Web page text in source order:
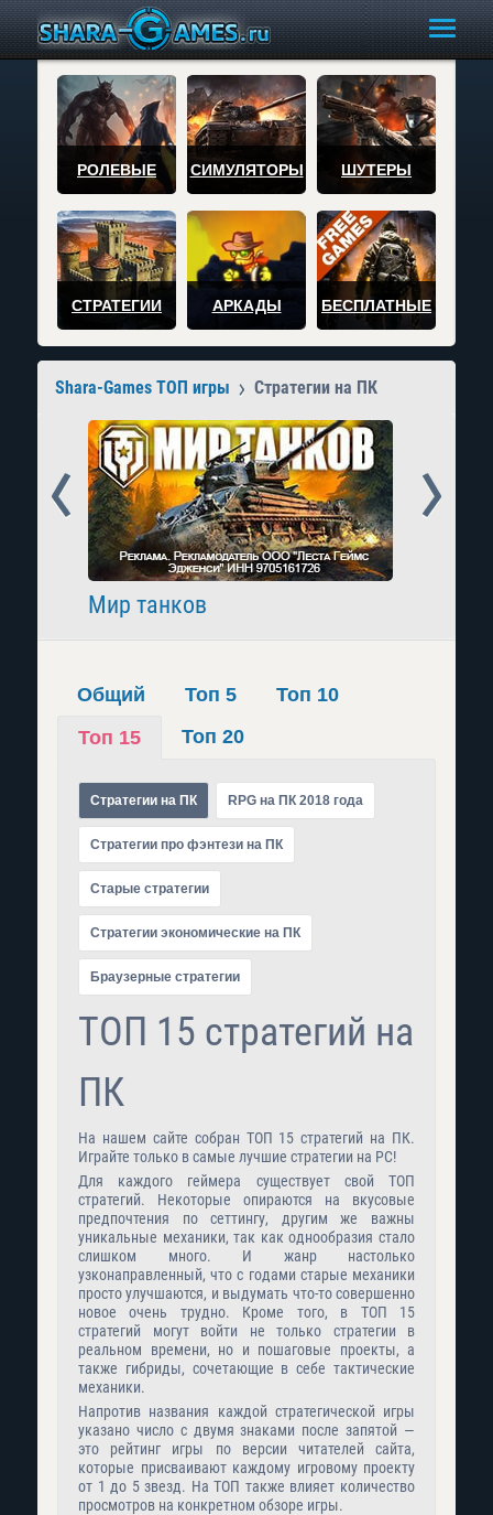
РОЛЕВЫЕ СИМУЛЯТОРЫ ШУТЕРЫ
СТРАТЕГИИ АРКАДЫ БЕСПЛАТНЫЕ
Shara-Games ТОП игры Стратегии на ПК
Мир танков
Prev
Общий Топ 5
Топ 10
Топ 15
Топ 20
Стратегии на ПК RPG на ПК 2018 года
Стратегии про фэнтези на ПК
Старые стратегии
Стратегии экономические на ПК
Браузерные стратегии
ТОП 15 стратегий на
ПК
На нашем сайте собран ТОП 15 стратегий на ПК.
Играйте только в самые лучшие стратегии на PC!
Для каждого геймера существует свой ТОП
стратегий. Некоторые опираются на вкусовые
предпочтения по сеттингу, другим же важны
уникальные механики, так как однообразия стало
слишком много. И жанр настолько
узконаправленный, что с годами старые механики
просто улучшаются, и выдумать что-то совершенно
новое очень трудно. Кроме того, в ТОП 15
стратегий могут войти не только стратегии в
реальном времени, но и пошаговые проекты, а
также гибриды, сочетающие в себе тактические
механики.
Напротив названия каждой стратегической игры
указано число с двумя знаками после запятой —
это рейтинг игры по версии читателей сайта,
которые присваивают каждому игровому проекту
от 1 до 5 звезд. На ТОП также влияет количество
просмотров на конкретном обзоре игры.